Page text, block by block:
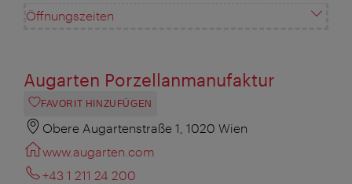
Öffnungszeiten
Augarten Porzellanmanufaktur
FAVORIT HINZUFÜGEN
Obere Augartenstraße 1, 1020 Wien
www.augarten.com
+43 1 211 24 200